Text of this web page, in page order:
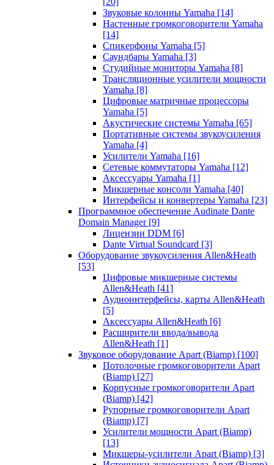
Звуковые колонны Yamaha [14]
Настенные громкоговорители Yamaha
[14]
Спикерфоны Yamaha [5]
Саундбары Yamaha [3]
Студийные мониторы Yamaha [8]
Трансляционные усилители мощности
Yamaha [8]
Цифровые матричные процессоры
Yamaha [5]
Акустические системы Yamaha [65]
Портативные системы звукоусиления
Yamaha [4]
Усилители Yamaha [16]
Сетевые коммутаторы Yamaha [12]
Аксессуары Yamaha [1]
Микшерные консоли Yamaha [40]
Интерфейсы и конвертеры Yamaha [23]
Программное обеспечение Audinate Dante
Domain Manager [9]
Лицензии DDM [6]
Dante Virtual Soundcard [3]
Оборудование звукоусиления Allen&Heath
[53]
Цифровые микшерные системы
Allen&Heath [41]
Аудиоинтерфейсы, карты Allen&Heath
[5]
Аксессуары Allen&Heath [6]
Расширители ввода/вывода
Allen&Heath [1]
Звуковое оборудование Apart (Biamp) [100]
Потолочные громкоговорители Apart
(Biamp) [27]
Корпусные громкоговорители Apart
(Biamp) [42]
Рупорные громкоговорители Apart
(Biamp) [7]
Усилители мощности Apart (Biamp)
[13]
Микшеры-усилители Apart (Biamp) [3]